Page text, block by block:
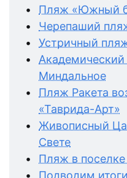
Пляж «Южный
Черепаший
Устричный
Миндальное
Пляж Ракета
«Таврида-Арт»
Живописный
Свете
Пляж в
Подводим